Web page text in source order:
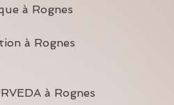
à Rognes
à Rognes
à Rognes